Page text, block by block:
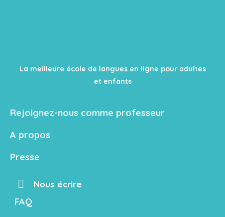
La meilleure école de langues en ligne pour adultes
et enfants
Rejoignez-nous comme professeur
A propos
Presse
Nous écrire
FAQ